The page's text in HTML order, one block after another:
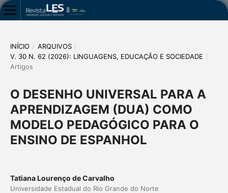
INÍCIO / ARQUIVOS /
V. 30 N. 62 (2026): LINGUAGENS, EDUCAÇÃO E SOCIEDADE /
Artigos
O DESENHO UNIVERSAL PARA A
APRENDIZAGEM (DUA) COMO
MODELO PEDAGÓGICO PARA O
ENSINO DE ESPANHOL
Tatiana Lourenço de Carvalho
Universidade Estadual do Rio Grande do Norte